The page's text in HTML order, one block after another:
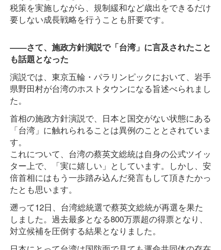
税策を実施しながら、規制緩和など歳出をできるだけ
要しない成長戦略を行うことも肝要です。
――さて、施政方針演説で「台湾」に言及されたこと
も話題となった
演説では、東京五輪・パラリンピックにおいて、岩手
県野田村が台湾のホストタウンになる旨述べられまし
た。
首相の施政方針演説で、日本と国交がない状態にある
「台湾」に触れられることは異例のこととされていま
す。
これについて、台湾の蔡英文総統は自身の公式ツイッ
ター上で、「実に嬉しい」としています。しかし、安
倍首相にはもう一歩踏み込んだ発言もして頂きたかっ
たとも思います。
遡って12日、台湾総統選で蔡英文総統が再選を果た
しました。過去最多となる800万票超の得票となり、
対立候補を圧倒する結果となりました。